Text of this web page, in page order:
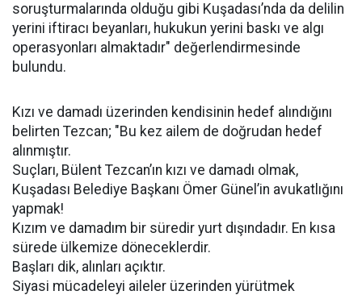
soruşturmalarında olduğu gibi Kuşadası’nda da delilin
yerini iftiracı beyanları, hukukun yerini baskı ve algı
operasyonları almaktadır" değerlendirmesinde
bulundu.
Kızı ve damadı üzerinden kendisinin hedef alındığını
belirten Tezcan; "Bu kez ailem de doğrudan hedef
alınmıştır.
Suçları, Bülent Tezcan’ın kızı ve damadı olmak,
Kuşadası Belediye Başkanı Ömer Günel’in avukatlığını
yapmak!
Kızım ve damadım bir süredir yurt dışındadır. En kısa
sürede ülkemize döneceklerdir.
Başları dik, alınları açıktır.
Siyasi mücadeleyi aileler üzerinden yürütmek